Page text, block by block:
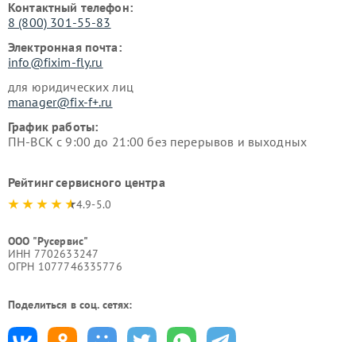
Контактный телефон:
8 (800) 301-55-83
Электронная почта:
info@fixim-fly.ru
для юридических лиц
manager@fix-f+.ru
График работы:
ПН-ВСК с 9:00 до 21:00 без перерывов и выходных
Рейтинг сервисного центра
4.9-5.0
ООО "Русервис"
ИНН 7702633247
ОГРН 1077746335776
Поделиться в соц. сетях: